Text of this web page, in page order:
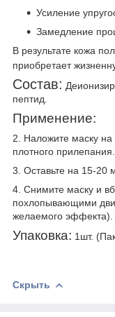
Усиление
Замедление
В результате кожа
приобретает
Состав:
пептид.
Применение:
2. Наложите маску на
плотного прилепания.
3. Оставьте на 15-20
4. Снимите маску и
похлопывающими
желаемого эффекта).
Упаковка: 1шт.
Скрыть